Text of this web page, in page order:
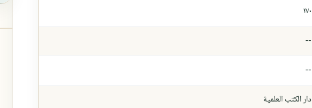
١٧٠
--
--
دار الكتب العلمية